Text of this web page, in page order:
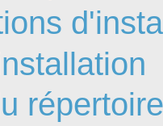
Fichiers
Foire aux
Foire aux
Formulaire
répertoire